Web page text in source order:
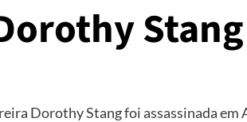
Stang
Dorothy Stang foi assassinada em